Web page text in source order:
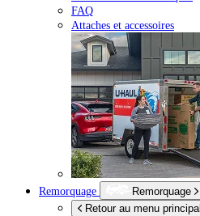
FAQ
Attaches et accessoires
Remorquage
Remorquage
Retour au menu principal